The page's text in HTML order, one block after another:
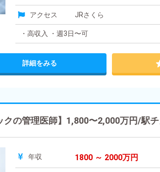
アクセス JRさくら
・高収入 ・週3日〜可
詳細をみる
クの管理医師】1,800〜2,000万円/駅チ
年収 1800 ～ 2000万円